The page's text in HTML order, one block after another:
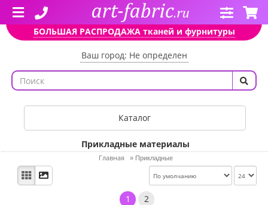
БОЛЬШАЯ РАСПРОДАЖА тканей и фурнитуры
Ваш город: Не определен
Каталог
Прикладные материалы
Главная » Прикладные
1 2